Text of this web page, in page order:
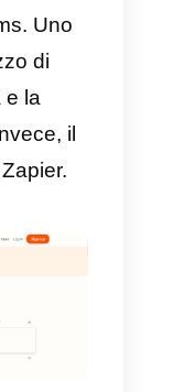
aver
il
il prima
API,
una regola
la variabile
con